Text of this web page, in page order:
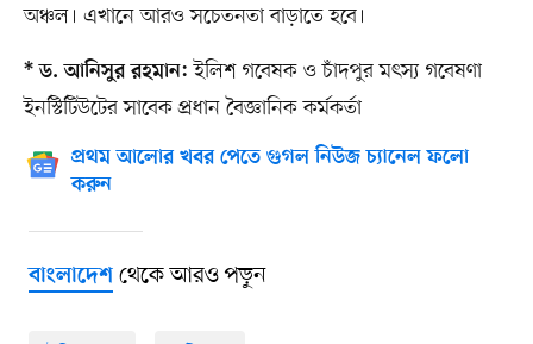
অঞ্চল। এখানে আরও সচেতনতা বাড়াতে হবে।
* ড. আনিসুর রহমান: ইলিশ গবেষক ও চাঁদপুর মৎস্য গবেষণা
ইনস্টিটিউটের সাবেক প্রধান বৈজ্ঞানিক কর্মকর্তা
প্রথম আলোর খবর পেতে গুগল নিউজ চ্যানেল ফলো
করুন
বাংলাদেশথেকে আরও পড়ুন